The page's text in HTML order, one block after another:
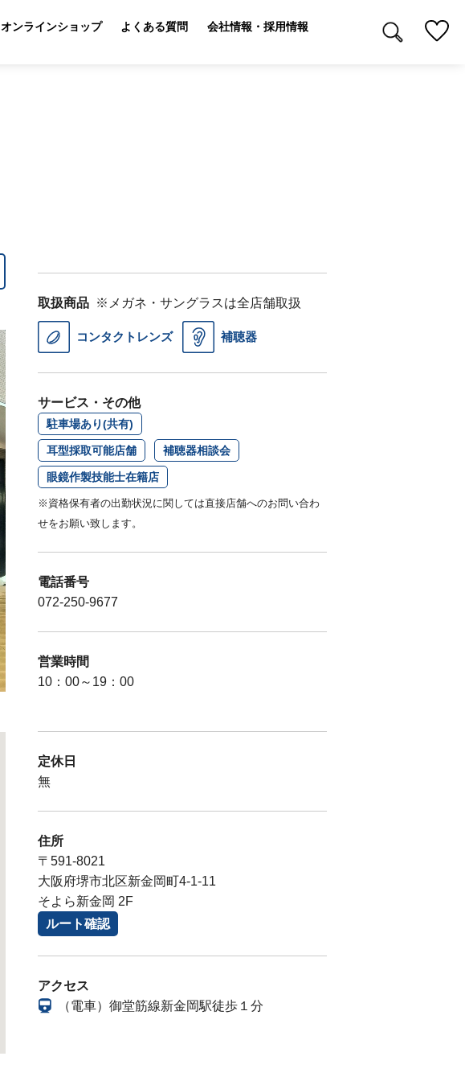
オンラインショップ よくある質問 会社情報・採用情報
取扱商品 ※メガネ・サングラスは全店舗取扱
コンタクトレンズ 補聴器
サービス・その他
駐車場あり(共有)
耳型採取可能店舗 補聴器相談会
眼鏡作製技能士在籍店
※資格保有者の出勤状況に関しては直接店舗へのお問い合わ
せをお願い致します。
電話番号
072-250-9677
営業時間
10：00～19：00
定休日
無
住所
〒591-8021
大阪府堺市北区新金岡町4-1-11
そよら新金岡 2F
ルート確認
アクセス
（電車）御堂筋線新金岡駅徒歩１分